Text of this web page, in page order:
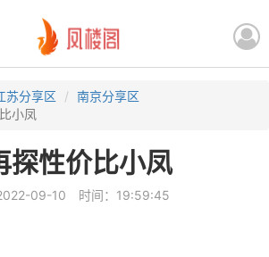
苏分享区
南京分享区
小凤
探性价比小凤
09-10 时间：19:59:45